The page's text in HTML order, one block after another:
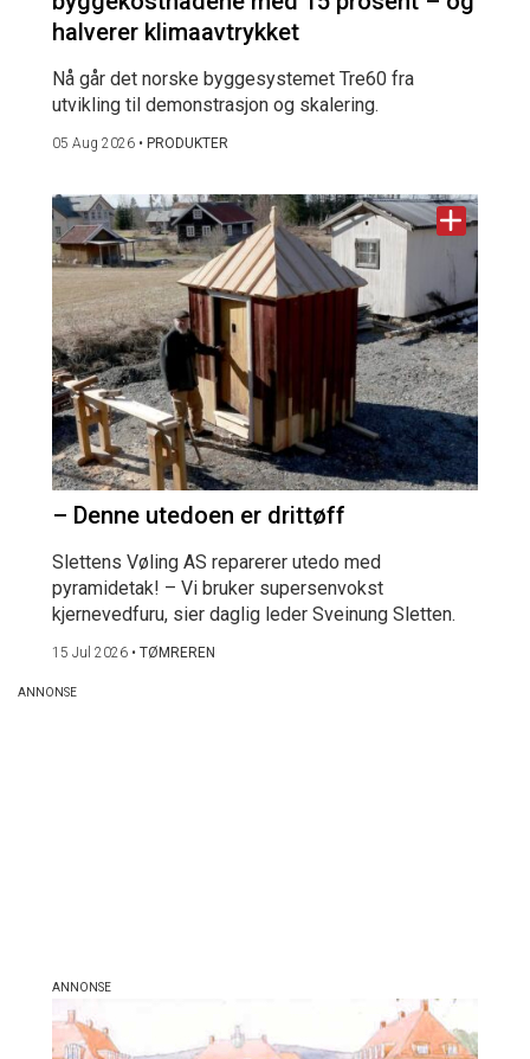
halverer klimaavtrykket
Nå går det norske byggesystemet Tre60 fra
utvikling til demonstrasjon og skalering.
05 Aug 2026 • PRODUKTER
– Denne utedoen er drittøff
Slettens Vøling AS reparerer utedo med
pyramidetak! – Vi bruker supersenvokst
kjernevedfuru, sier daglig leder Sveinung Sletten.
15 Jul 2026 • TØMREREN